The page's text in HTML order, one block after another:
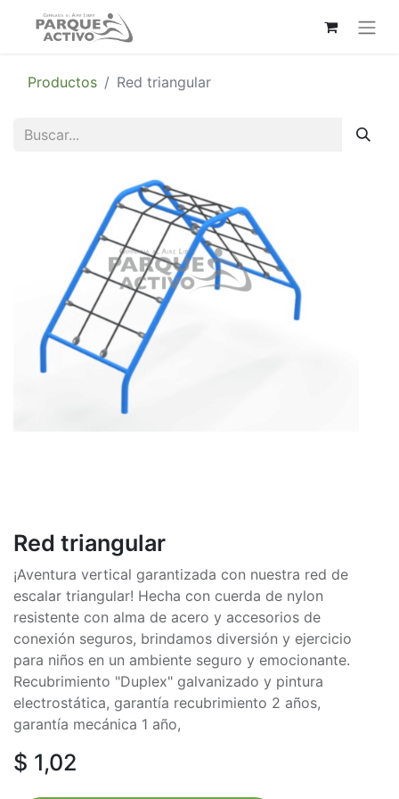
Productos Red triangular
Red triangular
¡Aventura vertical garantizada con nuestra red de
escalar triangular! Hecha con cuerda de nylon
resistente con alma de acero y accesorios de
conexión seguros, brindamos diversión y ejercicio
para niños en un ambiente seguro y emocionante.
Recubrimiento "Duplex" galvanizado y pintura
electrostática, garantía recubrimiento 2 años,
garantía mecánica 1 año,
$ 1,02